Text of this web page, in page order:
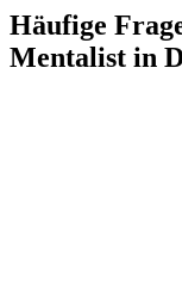
Häufige
Mentalist in